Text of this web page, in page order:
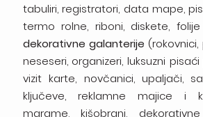
tabuliri, registratori, data mape,
termo rolne, riboni, diskete,
dekorativne galanterije
neseseri, organizeri, luksuzni pisaći
vizit karte, novčanici, upaljači,
ključeve, reklamne majice i
marame, kišobrani,